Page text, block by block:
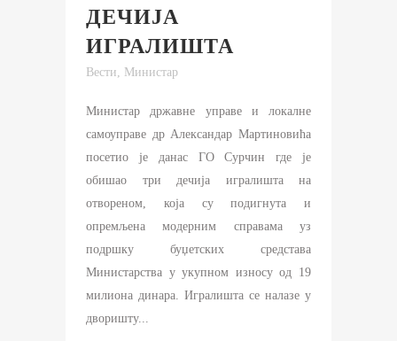
ДЕЧИЈА
ИГРАЛИШТА
Вести, Министар
Министар државне управе и локалне
самоуправе др Александар Мартиновића
посетио је данас ГО Сурчин где је
обишао три дечија игралишта на
отвореном, која су подигнута и
опремљена модерним справама уз
подршку буџетских средстава
Министарства у укупном износу од 19
милиона динара. Игралишта се налазе у
дворишту...